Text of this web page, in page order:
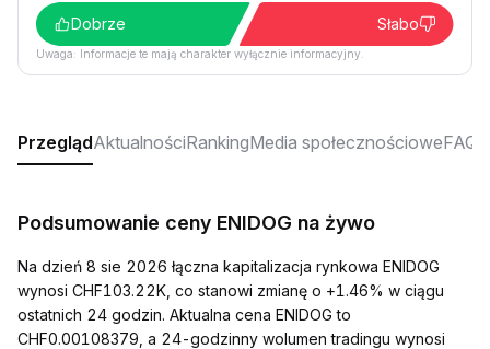
Dobrze
Słabo
Uwaga: Informacje te mają charakter wyłącznie informacyjny.
PrzeglądAktualnościRankingMedia społecznościoweFAQ
Podsumowanie ceny ENIDOG na żywo
Na dzień 8 sie 2026 łączna kapitalizacja rynkowa ENIDOG
wynosi CHF103.22K, co stanowi zmianę o +1.46% w ciągu
ostatnich 24 godzin. Aktualna cena ENIDOG to
CHF0.00108379, a 24-godzinny wolumen tradingu wynosi